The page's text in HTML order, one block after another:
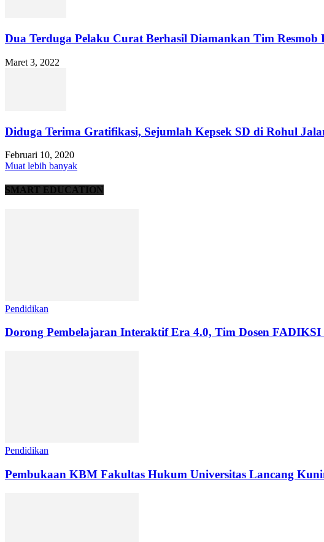
Dua Terduga Pelaku Curat Berhasil Diamankan Tim Resmob
Maret 3, 2022
Diduga Terima Gratifikasi, Sejumlah Kepsek SD di Rohul
Februari 10, 2020
Muat lebih banyak
SMART EDUCATION
Pendidikan
Dorong Pembelajaran Interaktif Era 4.0, Tim Dosen
Pendidikan
Pembukaan KBM Fakultas Hukum Universitas Lancang